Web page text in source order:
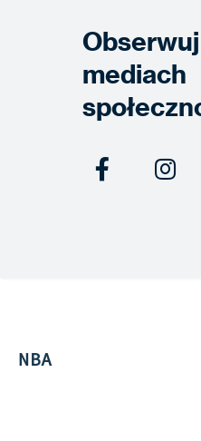
mediach
 
NBA